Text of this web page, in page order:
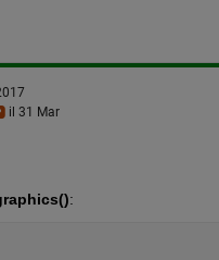
il 31 Mar
: